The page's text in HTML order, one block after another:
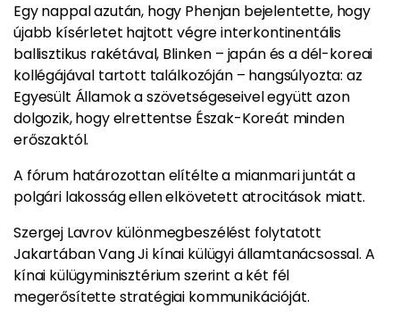
Egy nappal azután, hogy Phenjan bejelentette, hogy
újabb kísérletet hajtott végre interkontinentális
ballisztikus rakétával, Blinken – japán és a dél-koreai
kollégájával tartott találkozóján – hangsúlyozta: az
Egyesült Államok a szövetségeseivel együtt azon
dolgozik, hogy elrettentse Észak-Koreát minden
erőszaktól.
A fórum határozottan elítélte a mianmari juntát a
polgári lakosság ellen elkövetett atrocitások miatt.
Szergej Lavrov különmegbeszélést folytatott
Jakartában Vang Ji kínai külügyi államtanácsossal. A
kínai külügyminisztérium szerint a két fél
megerősítette stratégiai kommunikációját.